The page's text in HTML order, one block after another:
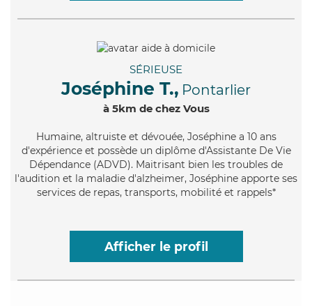
SÉRIEUSE
Joséphine T., Pontarlier
à 5km de chez Vous
Humaine, altruiste et dévouée, Joséphine a 10 ans
d'expérience et possède un diplôme d'Assistante De Vie
Dépendance (ADVD). Maitrisant bien les troubles de
l'audition et la maladie d'alzheimer, Joséphine apporte ses
services de repas, transports, mobilité et rappels*
Afficher le profil